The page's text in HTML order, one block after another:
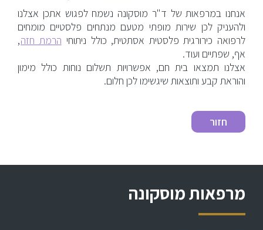
אנחנו במרפאות של ד"ר מוסקונה נשמח לפגוש אתכן אצלנו
ולהעניק לכן שירות מופתי מטעם מנתחים פלסטיים מומחים
לרפואה כירורגית פלסטית אסתטית, כולל ניתוחי הרמת חזה,
אף, שפתיים ועוד.
אצלנו תמצאו בית חם, אפשרויות תשלום נוחות כולל מימון
והוראת קבע ותוצאות שיגשימו לכן חלום.
מרפאות מוסקונה